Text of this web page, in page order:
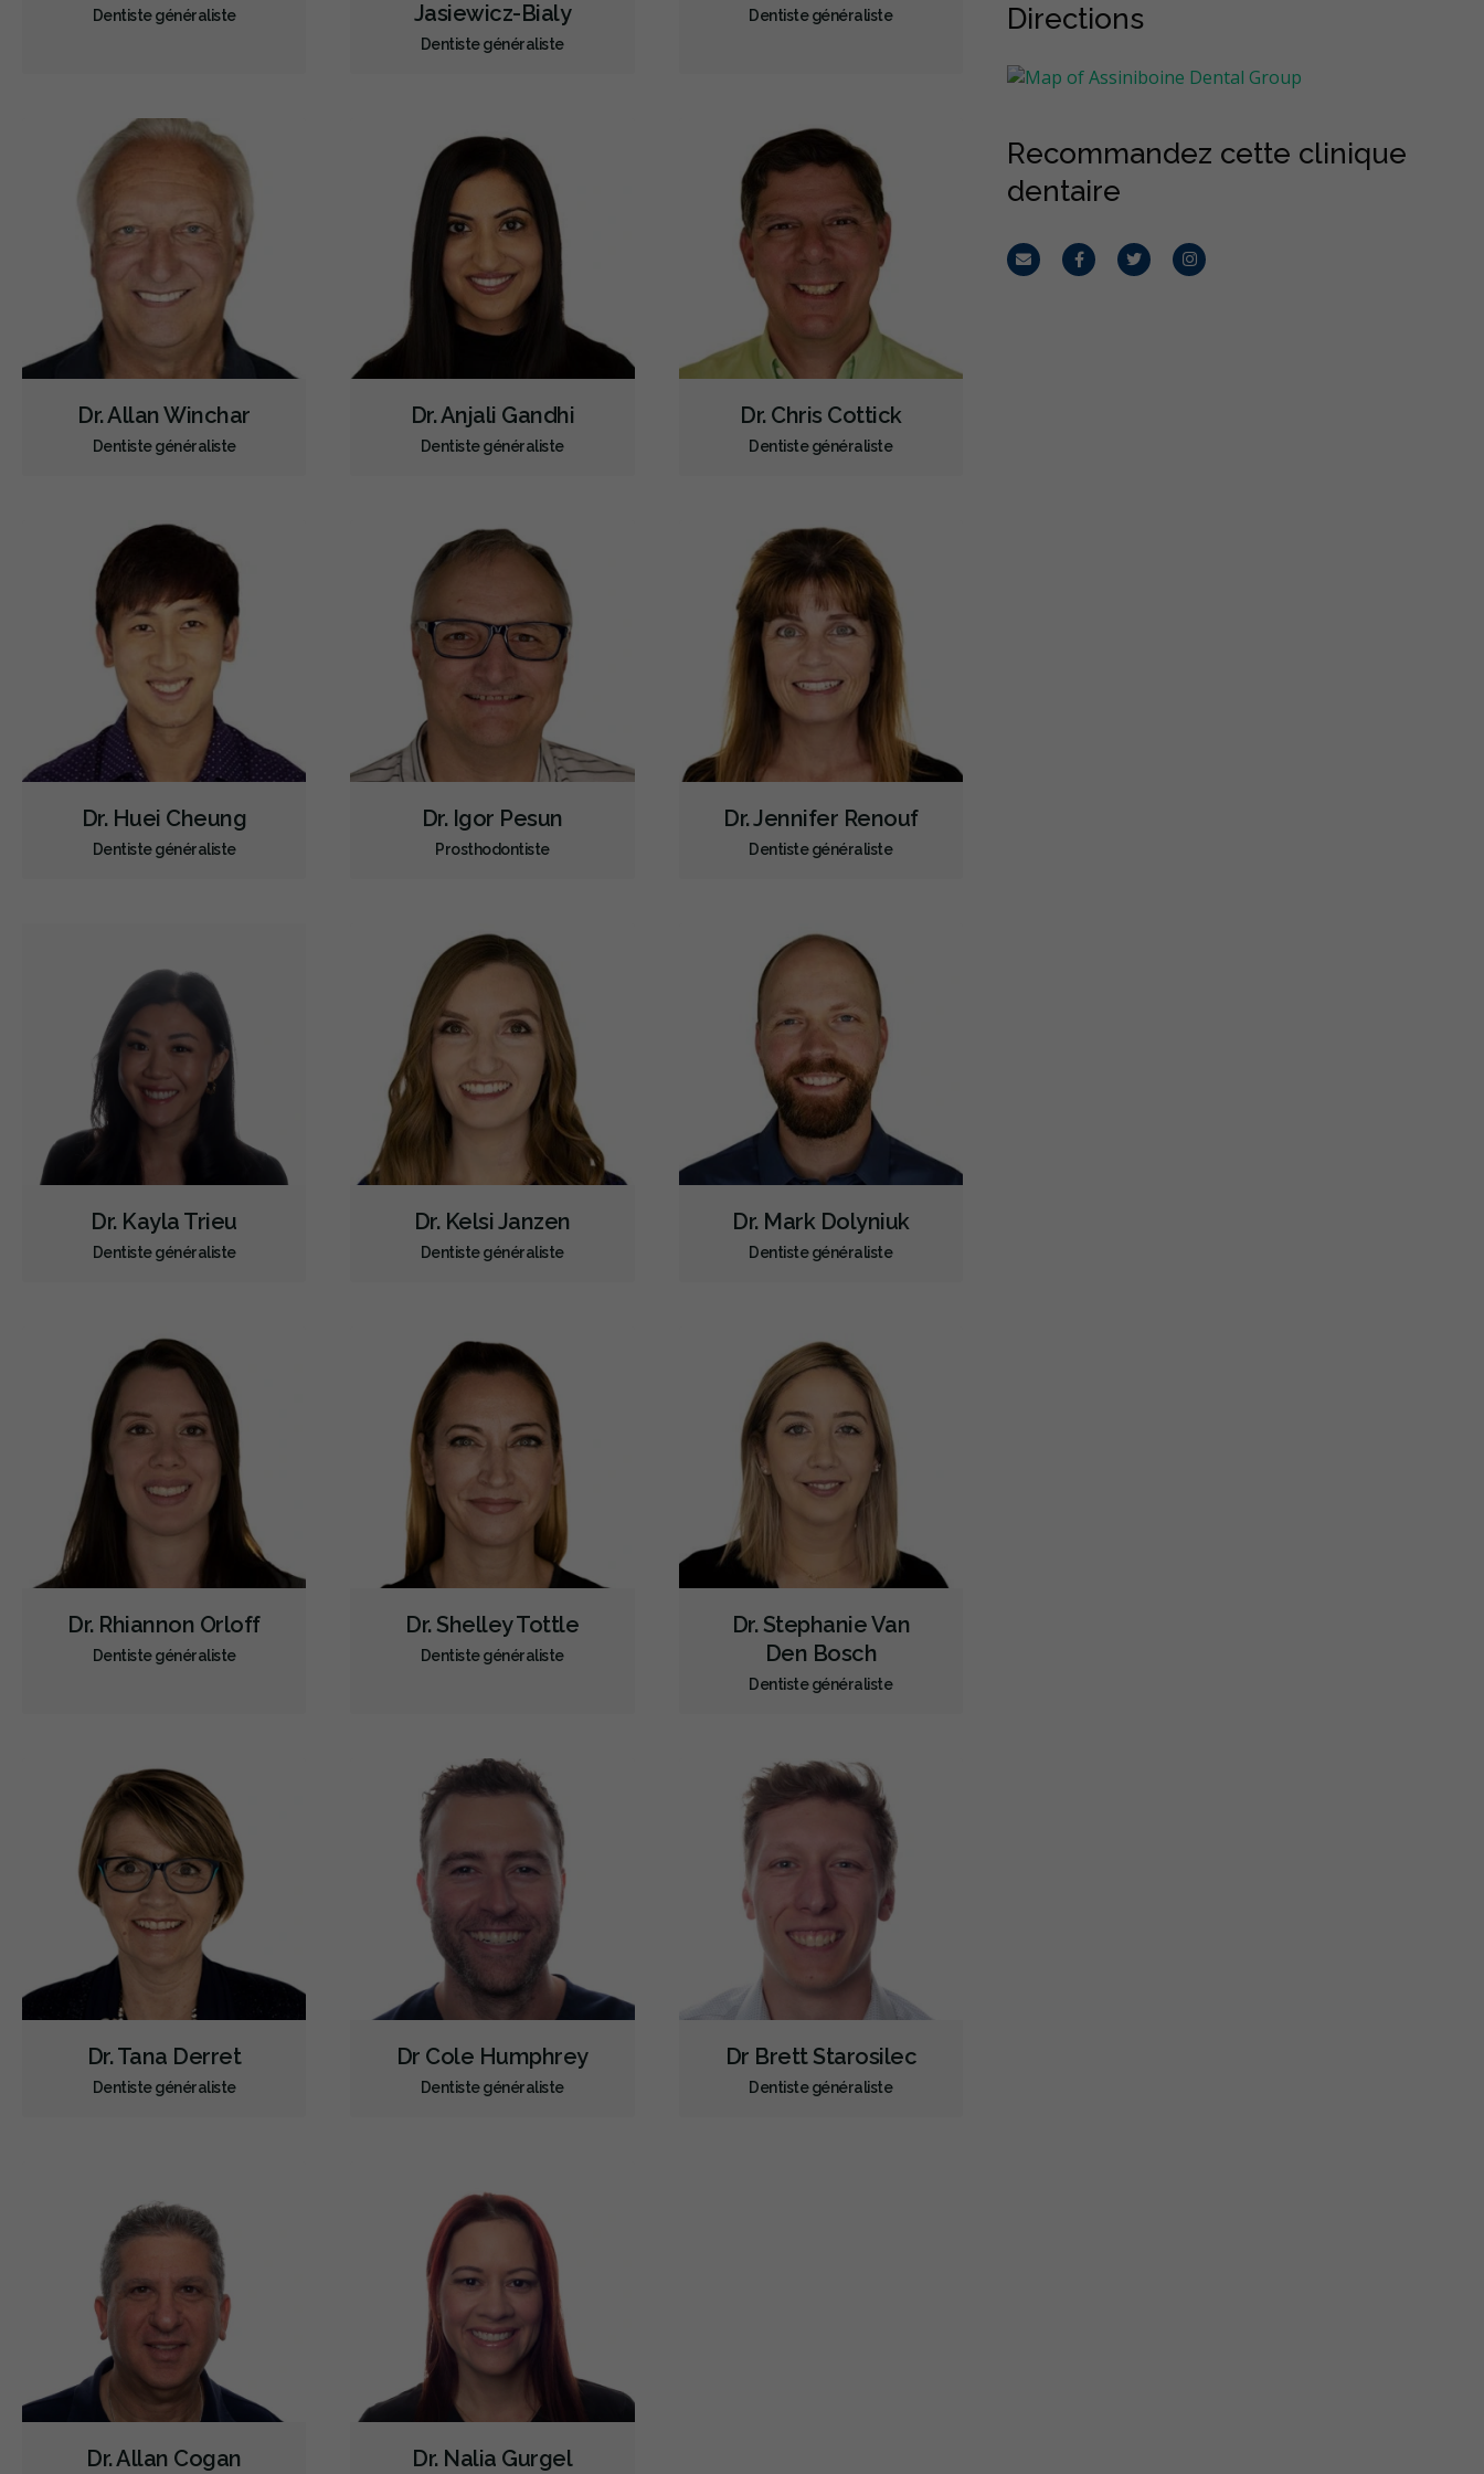
Empreintes dentaires numériques
Urgence 24h/24
Traitement de la fracture de la racine
Greffe osseuse
Implants dentaires
Extractions de dents et de dents de sagesse
Frénectomies
Traitement des maladies des gencives - chirurgical
Aligneurs transparents
Appareil orthodontique
Voies respiratoires
Examens buccaux
Nettoyages dentaires
Scellants Ponts
Couronnes
Chirurgie endodontique
Obturations
Gestion de l'anxiété dentaire
Anesthésie générale
Sédation - IV
Sédation - protoxyde d'azote
Sédation - orale
Appareils dentaires
Soins dentaires pour enfants
Services esthétiques
Prothèses dentaires
Diagnostique
Urgences
Chirurgie buccale
Orthodontie
Hygiène préventive et nettoyages
Réparateur
Sédation
RCSD (Régime canadien de soins dentaires)
Moins
Dentiste généraliste
Jasiewicz-Bialy
Dentiste généraliste
Dentiste généraliste
Dr. Allan Winchar
Dentiste généraliste
Dr. Anjali Gandhi
Dentiste généraliste
Dr. Chris Cottick
Dentiste généraliste
Dr. Huei Cheung
Dentiste généraliste
Dr. Igor Pesun
Prosthodontiste
Dr. Jennifer Renouf
Dentiste généraliste
Dr. Kayla Trieu
Dentiste généraliste
Dr. Kelsi Janzen
Dentiste généraliste
Dr. Mark Dolyniuk
Dentiste généraliste
Dr. Rhiannon Orloff
Dentiste généraliste
Dr. Shelley Tottle
Dentiste généraliste
Dr. Stephanie Van
Den Bosch
Dentiste généraliste
Dr. Tana Derret
Dentiste généraliste
Dr Cole Humphrey
Dentiste généraliste
Dr Brett Starosilec
Dentiste généraliste
Dr. Allan Cogan Dr. Nalia Gurgel
Directions
Recommandez cette clinique
dentaire
CourrielFacebookTwitterInstagram